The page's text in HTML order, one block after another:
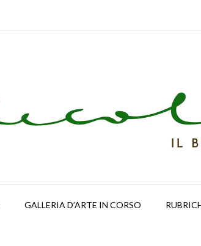
GALLERIA D’ARTE IN CORSO